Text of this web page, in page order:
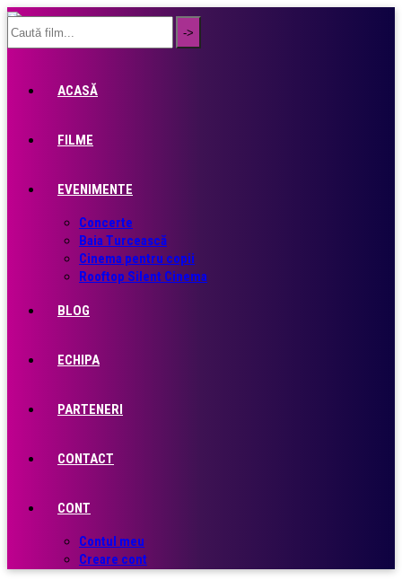
ACASĂ
FILME
EVENIMENTE
Concerte
Baia Turcească
Cinema pentru copii
Rooftop Silent Cinema
BLOG
ECHIPA
PARTENERI
CONTACT
CONT
Contul meu
Creare cont